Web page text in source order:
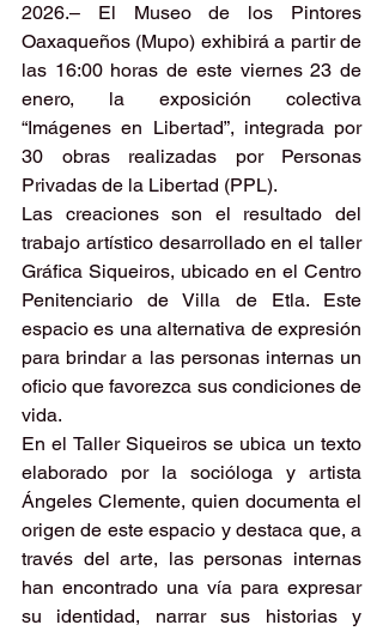
2026.– El Museo de los Pintores
Oaxaqueños (Mupo) exhibirá a partir de
las 16:00 horas de este viernes 23 de
enero, la exposición colectiva
“Imágenes en Libertad”, integrada por
30 obras realizadas por Personas
Privadas de la Libertad (PPL).
Las creaciones son el resultado del
trabajo artístico desarrollado en el taller
Gráfica Siqueiros, ubicado en el Centro
Penitenciario de Villa de Etla. Este
espacio es una alternativa de expresión
para brindar a las personas internas un
oficio que favorezca sus condiciones de
vida.
En el Taller Siqueiros se ubica un texto
elaborado por la socióloga y artista
Ángeles Clemente, quien documenta el
origen de este espacio y destaca que, a
través del arte, las personas internas
han encontrado una vía para expresar
su identidad, narrar sus historias y